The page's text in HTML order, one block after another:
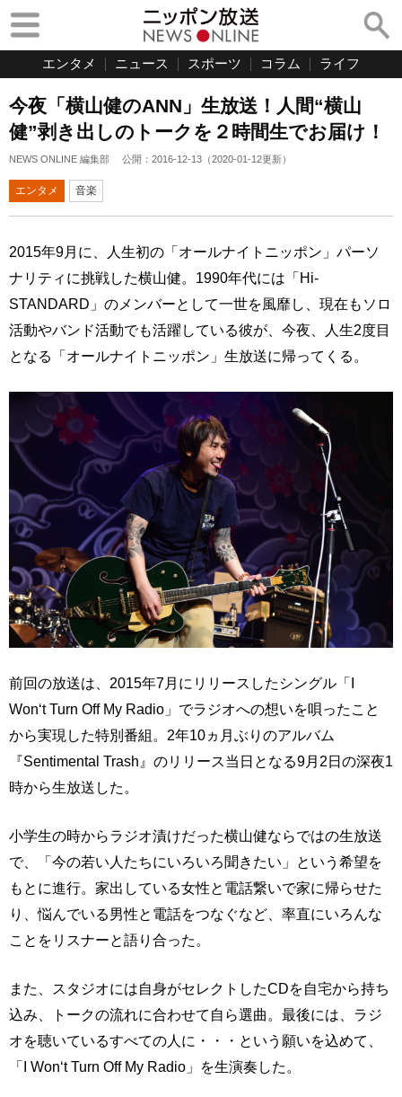
エンタメ ニュース スポーツ コラム ライフ
今夜「横山健のANN」生放送！人間“横山
健”剥き出しのトークを２時間生でお届け！
NEWS ONLINE 編集部 公開： 2016-12-13 （2020-01-12更新）
エンタメ 音楽
2015年9月に、人生初の「オールナイトニッポン」パーソ
ナリティに挑戦した横山健。1990年代には「Hi-
STANDARD」のメンバーとして一世を風靡し、現在もソロ
活動やバンド活動でも活躍している彼が、今夜、人生2度目
となる「オールナイトニッポン」生放送に帰ってくる。
前回の放送は、2015年7月にリリースしたシングル「I
Won‘t Turn Off My Radio」でラジオへの想いを唄ったこと
から実現した特別番組。2年10ヵ月ぶりのアルバム
『Sentimental Trash』のリリース当日となる9月2日の深夜1
時から生放送した。
小学生の時からラジオ漬けだった横山健ならではの生放送
で、「今の若い人たちにいろいろ聞きたい」という希望を
もとに進行。家出している女性と電話繋いで家に帰らせた
り、悩んでいる男性と電話をつなぐなど、率直にいろんな
ことをリスナーと語り合った。
また、スタジオには自身がセレクトしたCDを自宅から持ち
込み、トークの流れに合わせて自ら選曲。最後には、ラジ
オを聴いているすべての人に・・・という願いを込めて、
「I Won‘t Turn Off My Radio」を生演奏した。